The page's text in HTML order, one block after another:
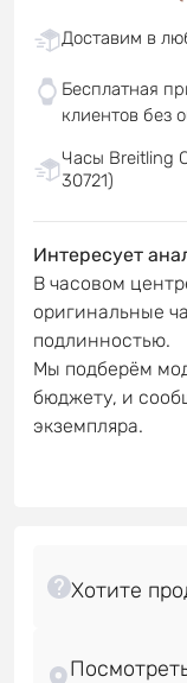
Доставим в
Бесплатная
клиентов без
Часы Breitling
30721)
Интересует
В часовом
оригинальные
подлинностью.
Мы подберём
бюджету, и
экземпляра.